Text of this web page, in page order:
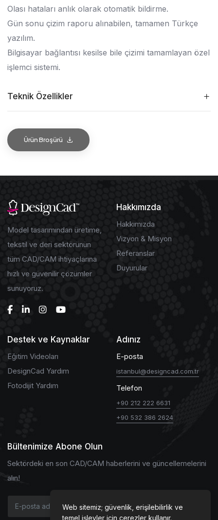
Olası hataları anlık olarak otomatik bildirme.
Gün sonu çizim raporu alınabilen, tamamen Türkçe
yazılım.
Bilgisayar bağlantısı kesilse bile çizimi tamamlayan özel
işlemci sistemi.
Teknik Özellikler
Ürün Broşürü
Model tasarımından üretime,
tekstil ve deri sektörünün
tüm CAD/CAM ihtiyaçlarına
hızlı ve güvenilir çözümler
sunuyoruz.
Hakkımızda
Hakkımızda
Vizyon & Misyon
Referanslar
Duyurular
Destek ve Kaynaklar
Eğitim Videoları
DesignCad Yardım
Fotodijit Yardım
Adınız
E-posta
istanbul@designcad.com.tr
Telefon
+90 212 222 6631
+90 532 386 2624
Bültenimize Abone Olun
Sektördeki en son CAD/CAM haberlerini ve güncellemelerini
alın!
Web sitemiz; güvenlik, erişilebilirlik ve
temel işlevler için çerezler kullanır.